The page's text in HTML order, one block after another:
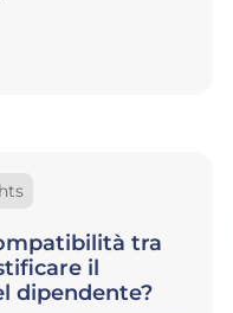
tra
il
dipendente?